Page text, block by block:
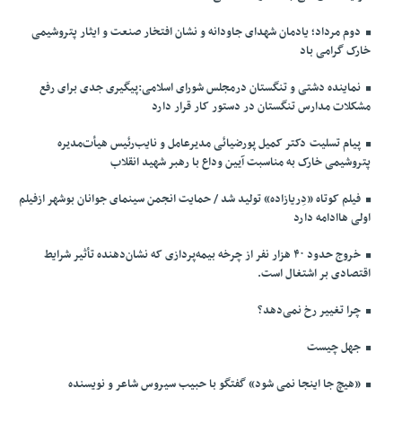
دوم مرداد؛ یادمان شهدای جاودانه و نشان افتخار صنعت و ایثار پتروشیمی
خارک گرامی باد
نماینده دشتی و تنگستان درمجلس شورای اسلامی:پیگیری جدی برای رفع
مشکلات مدارس تنگستان در دستور کار قرار دارد
پیام تسلیت دکتر کمیل پورضیائی مدیرعامل و نایب‌رئیس هیأت‌مدیره
پتروشیمی خارک به مناسبت آیین وداع با رهبر شهید انقلاب
فیلم کوتاه «دِریازاده» تولید شد / حمایت انجمن سینمای جوانان بوشهر ازفیلم
اولی هاادامه دارد
خروج حدود ۴۰ هزار نفر از چرخه بیمه‌پردازی که نشان‌دهنده تأثیر شرایط
اقتصادی بر اشتغال است.
چرا تغییر رخ نمی‌دهد؟
جهل چیست
«هیچ جا اینجا نمی شود» گفتگو با حبیب سیروس شاعر و نویسنده